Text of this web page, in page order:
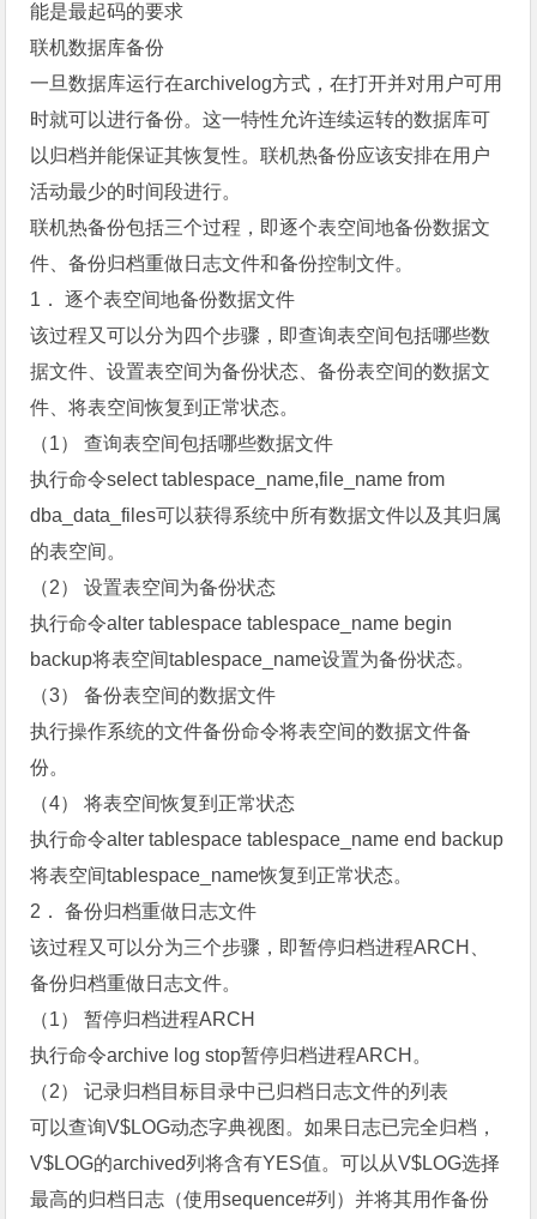
能是最起码的要求
联机数据库备份
一旦数据库运行在archivelog方式，在打开并对用户可用
时就可以进行备份。这一特性允许连续运转的数据库可
以归档并能保证其恢复性。联机热备份应该安排在用户
活动最少的时间段进行。
联机热备份包括三个过程，即逐个表空间地备份数据文
件、备份归档重做日志文件和备份控制文件。
1． 逐个表空间地备份数据文件
该过程又可以分为四个步骤，即查询表空间包括哪些数
据文件、设置表空间为备份状态、备份表空间的数据文
件、将表空间恢复到正常状态。
（1） 查询表空间包括哪些数据文件
执行命令select tablespace_name,file_name from
dba_data_files可以获得系统中所有数据文件以及其归属
的表空间。
（2） 设置表空间为备份状态
执行命令alter tablespace tablespace_name begin
backup将表空间tablespace_name设置为备份状态。
（3） 备份表空间的数据文件
执行操作系统的文件备份命令将表空间的数据文件备
份。
（4） 将表空间恢复到正常状态
执行命令alter tablespace tablespace_name end backup
将表空间tablespace_name恢复到正常状态。
2． 备份归档重做日志文件
该过程又可以分为三个步骤，即暂停归档进程ARCH、
备份归档重做日志文件。
（1） 暂停归档进程ARCH
执行命令archive log stop暂停归档进程ARCH。
（2） 记录归档目标目录中已归档日志文件的列表
可以查询V$LOG动态字典视图。如果日志已完全归档，
V$LOG的archived列将含有YES值。可以从V$LOG选择
最高的归档日志（使用sequence#列）并将其用作备份